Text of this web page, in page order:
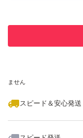
ません
スピード＆安心発送